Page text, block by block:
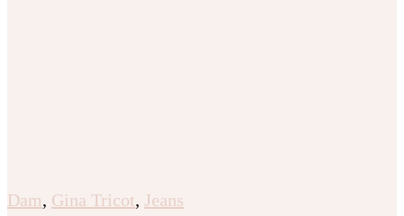
Dam, Gina Tricot, Jeans